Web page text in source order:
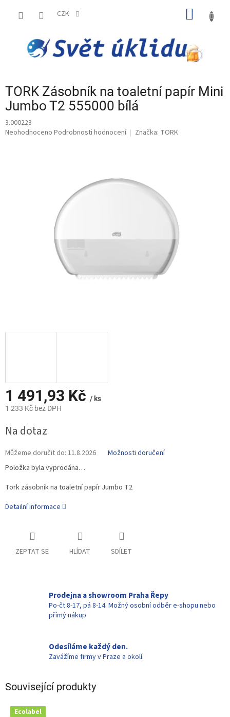
CZK
TORK Zásobník na toaletní papír Mini
Jumbo T2 555000 bílá
3.000223
Průměrné
Neohodnoceno Podrobnosti hodnocení Značka: TORK
1 491,93 Kč / ks
1 233 Kč bez DPH
cena:
Na dotaz
Můžeme doručit do: 11.8.2026
Možnosti doručení
Položka byla vyprodána…
Tork zásobník na toaletní papír Jumbo T2
Detailní informace
ZEPTAT SE HLÍDAT SDÍLET
Prodejna a showroom Praha Řepy
Po-čt 8-17, pá 8-14. Možný osobní odběr e-shopu nebo
přímý nákup
Odesíláme každý den.
Zavážíme firmy v Praze a okolí.
Související produkty
Ecolabel